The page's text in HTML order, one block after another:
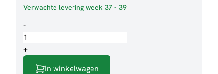
Verwachte levering week 37 - 39
-Eettafel
Silvy
aantal
+
In winkelwagen